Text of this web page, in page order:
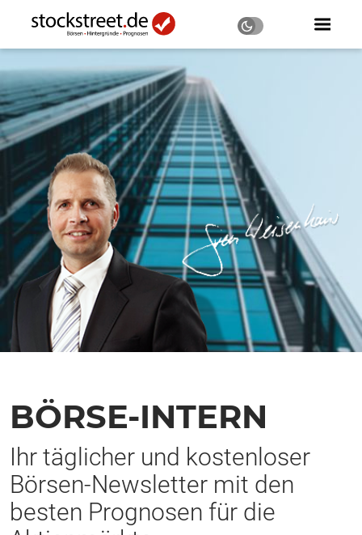
BÖRSE-INTERN
Ihr täglicher und kostenloser
Börsen-Newsletter mit den
besten Prognosen für die